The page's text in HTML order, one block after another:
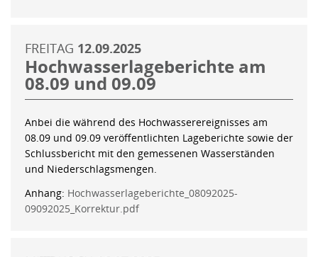
FREITAG 12.09.2025
Hochwasserlageberichte am
08.09 und 09.09
Anbei die während des Hochwasserereignisses am
08.09 und 09.09 veröffentlichten Lageberichte sowie der
Schlussbericht mit den gemessenen Wasserständen
und Niederschlagsmengen.
Anhang: Hochwasserlageberichte_08092025-
09092025_Korrektur.pdf